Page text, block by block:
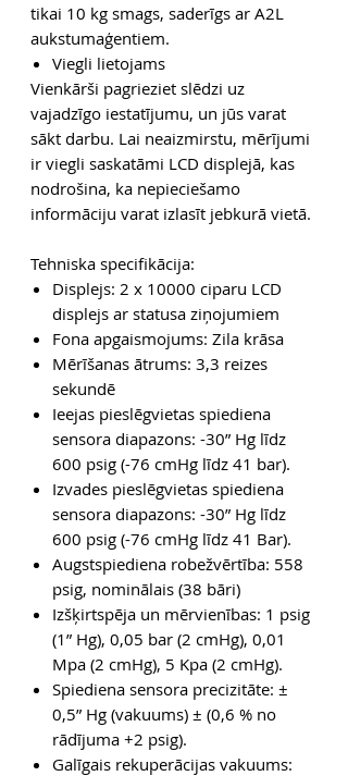
tikai 10 kg smags, saderīgs ar A2L
aukstumaģentiem.
Viegli lietojams
Vienkārši pagrieziet slēdzi uz
vajadzīgo iestatījumu, un jūs varat
sākt darbu. Lai neaizmirstu, mērījumi
ir viegli saskatāmi LCD displejā, kas
nodrošina, ka nepieciešamo
informāciju varat izlasīt jebkurā vietā.
Tehniska specifikācija:
Displejs: 2 x 10000 ciparu LCD
displejs ar statusa ziņojumiem
Fona apgaismojums: Zila krāsa
Mērīšanas ātrums: 3,3 reizes
sekundē
Ieejas pieslēgvietas spiediena
sensora diapazons: -30” Hg līdz
600 psig (-76 cmHg līdz 41 bar).
Izvades pieslēgvietas spiediena
sensora diapazons: -30” Hg līdz
600 psig (-76 cmHg līdz 41 Bar).
Augstspiediena robežvērtība: 558
psig, nominālais (38 bāri)
Izšķirtspēja un mērvienības: 1 psig
(1” Hg), 0,05 bar (2 cmHg), 0,01
Mpa (2 cmHg), 5 Kpa (2 cmHg).
Spiediena sensora precizitāte: ±
0,5” Hg (vakuums) ± (0,6 % no
rādījuma +2 psig).
Galīgais rekuperācijas vakuums: